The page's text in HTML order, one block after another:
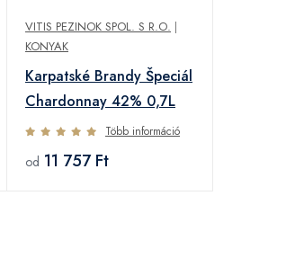
VITIS PEZINOK SPOL. S R.O. |
KONYAK
Karpatské Brandy Špeciál
Chardonnay 42% 0,7L
Több információ
od 11 757 Ft